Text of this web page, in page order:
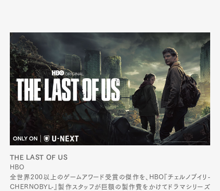
THE LAST OF US
HBO
全世界200以上のゲームアワード受賞の傑作を、HBO『チェルノブイリ-
CHERNOBYL-』製作スタッフが巨額の製作費をかけてドラマシリーズ